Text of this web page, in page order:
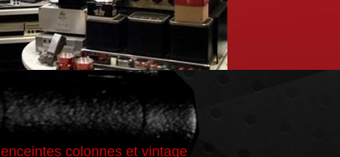
enceintes colonnes et vintage